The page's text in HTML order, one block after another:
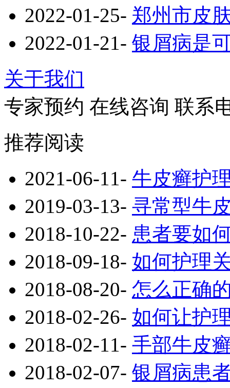
2022-01-25- 郑州市皮
2022-01-21- 银屑病是
关于我们
专家预约 在线咨询 联系
推荐阅读
2021-06-11- 牛皮癣护
2019-03-13- 寻常型牛
2018-10-22- 患者要如
2018-09-18- 如何护理
2018-08-20- 怎么正确
2018-02-26- 如何让护
2018-02-11- 手部牛皮
2018-02-07- 银屑病患